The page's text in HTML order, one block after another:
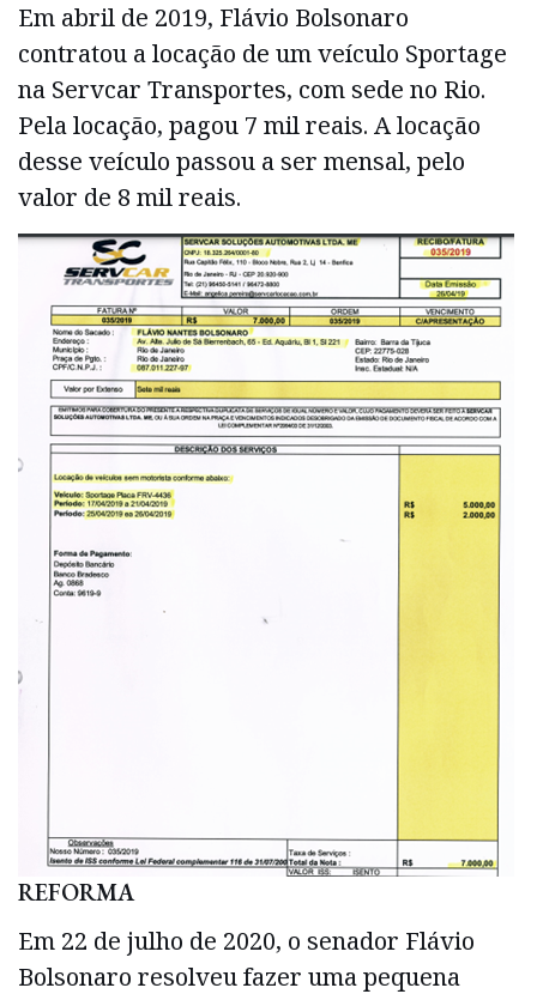
Em abril de 2019, Flávio Bolsonaro
contratou a locação de um veículo Sportage
na Servcar Transportes, com sede no Rio.
Pela locação, pagou 7 mil reais. A locação
desse veículo passou a ser mensal, pelo
valor de 8 mil reais.
REFORMA
Em 22 de julho de 2020, o senador Flávio
Bolsonaro resolveu fazer uma pequena